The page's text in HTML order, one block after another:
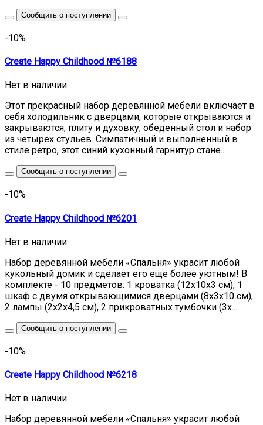
Сообщить о поступлении
-10%
Create Happy Childhood №6188
Нет в наличии
Этот прекрасный набор деревянной мебели включает в
себя холодильник с дверцами, которые открываются и
закрываются, плиту и духовку, обеденный стол и набор
из четырех стульев. Симпатичный и выполненный в
стиле ретро, этот синий кухонный гарнитур стане...
Сообщить о поступлении
-10%
Create Happy Childhood №6201
Нет в наличии
Набор деревянной мебели «Спальня» украсит любой
кукольный домик и сделает его ещё более уютным! В
комплекте - 10 предметов: 1 кроватка (12х10х3 см), 1
шкаф с двумя открывающимися дверцами (8х3х10 см),
2 лампы (2х2х4,5 см), 2 прикроватных тумбочки (3х...
Сообщить о поступлении
-10%
Create Happy Childhood №6218
Нет в наличии
Набор деревянной мебели «Спальня» украсит любой